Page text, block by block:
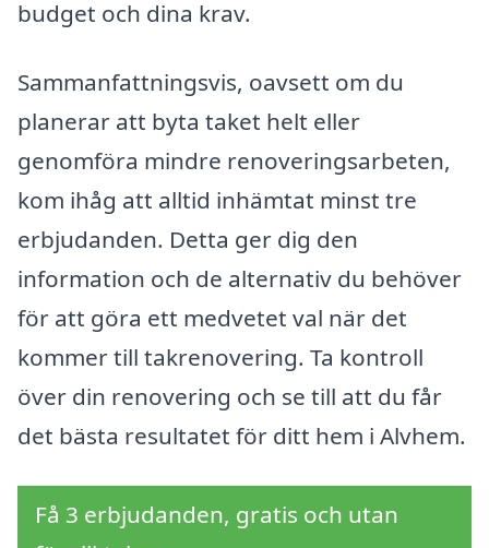
budget och dina krav.
Sammanfattningsvis, oavsett om du
planerar att byta taket helt eller
genomföra mindre renoveringsarbeten,
kom ihåg att alltid inhämtat minst tre
erbjudanden. Detta ger dig den
information och de alternativ du behöver
för att göra ett medvetet val när det
kommer till takrenovering. Ta kontroll
över din renovering och se till att du får
det bästa resultatet för ditt hem i Alvhem.
Få 3 erbjudanden, gratis och utan